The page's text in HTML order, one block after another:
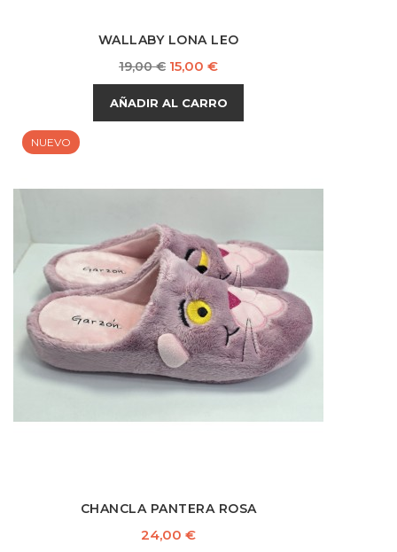
WALLABY LONA LEO
Precio
base
19,00 € Precio
15,00 €
AÑADIR AL CARRO
NUEVO
CHANCLA PANTERA ROSA
Precio
24,00 €